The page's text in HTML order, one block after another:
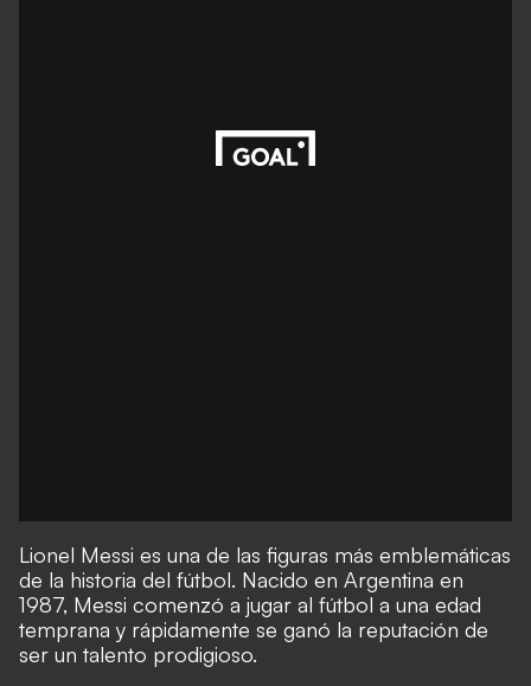
Lionel Messi es una de las figuras más emblemáticas
de la historia del fútbol. Nacido en Argentina en
1987, Messi comenzó a jugar al fútbol a una edad
temprana y rápidamente se ganó la reputación de
ser un talento prodigioso.